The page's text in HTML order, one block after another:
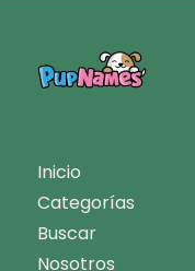
Inicio
Categorías
Buscar
Nosotros